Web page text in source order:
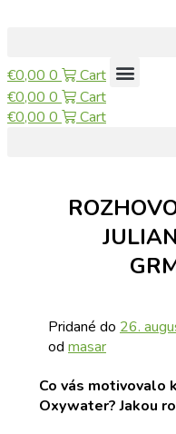
€0,00 0
Cart
€0,00 0
Cart
€0,00 0 Cart
Pridané do 26.
od masar
Co vás motivovalo
Oxywater? Jakou